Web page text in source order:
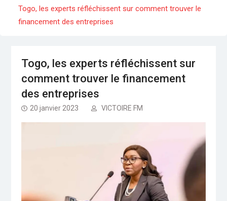
et accélération
Togo : Le président Faure Gnassingbé dans le
Togo, les experts réfléchissent sur comment trouver le
financement des entreprises
Togo, les experts réfléchissent sur
comment trouver le financement
des entreprises
20 janvier 2023 VICTOIRE FM